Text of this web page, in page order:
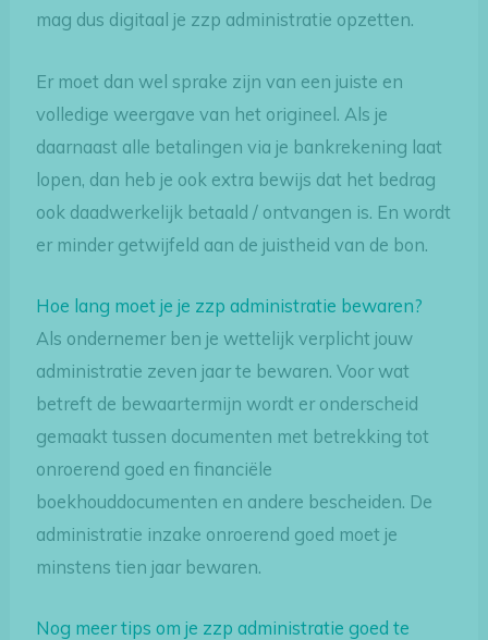
mag dus digitaal je zzp administratie opzetten.
Er moet dan wel sprake zijn van een juiste en
volledige weergave van het origineel. Als je
daarnaast alle betalingen via je bankrekening laat
lopen, dan heb je ook extra bewijs dat het bedrag
ook daadwerkelijk betaald / ontvangen is. En wordt
er minder getwijfeld aan de juistheid van de bon.
Hoe lang moet je je zzp administratie bewaren?
Als ondernemer ben je wettelijk verplicht jouw
administratie zeven jaar te bewaren. Voor wat
betreft de bewaartermijn wordt er onderscheid
gemaakt tussen documenten met betrekking tot
onroerend goed en financiële
boekhouddocumenten en andere bescheiden. De
administratie inzake onroerend goed moet je
minstens tien jaar bewaren.
Nog meer tips om je zzp administratie goed te